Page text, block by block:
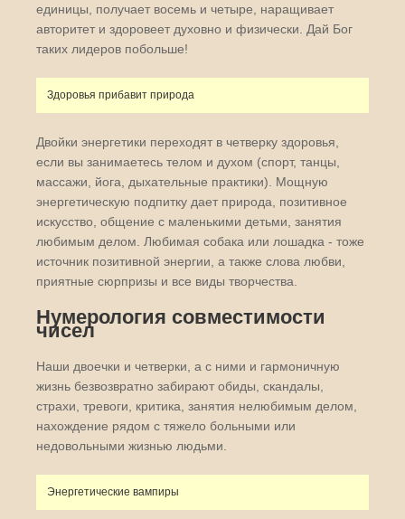
единицы, получает восемь и четыре, наращивает
авторитет и здоровеет духовно и физически. Дай Бог
таких лидеров побольше!
Здоровья прибавит природа
Двойки энергетики переходят в четверку здоровья,
если вы занимаетесь телом и духом (спорт, танцы,
массажи, йога, дыхательные практики). Мощную
энергетическую подпитку дает природа, позитивное
искусство, общение с маленькими детьми, занятия
любимым делом. Любимая собака или лошадка - тоже
источник позитивной энергии, а также слова любви,
приятные сюрпризы и все виды творчества.
Нумерология совместимости
чисел
Наши двоечки и четверки, а с ними и гармоничную
жизнь безвозвратно забирают обиды, скандалы,
страхи, тревоги, критика, занятия нелюбимым делом,
нахождение рядом с тяжело больными или
недовольными жизнью людьми.
Энергетические вампиры